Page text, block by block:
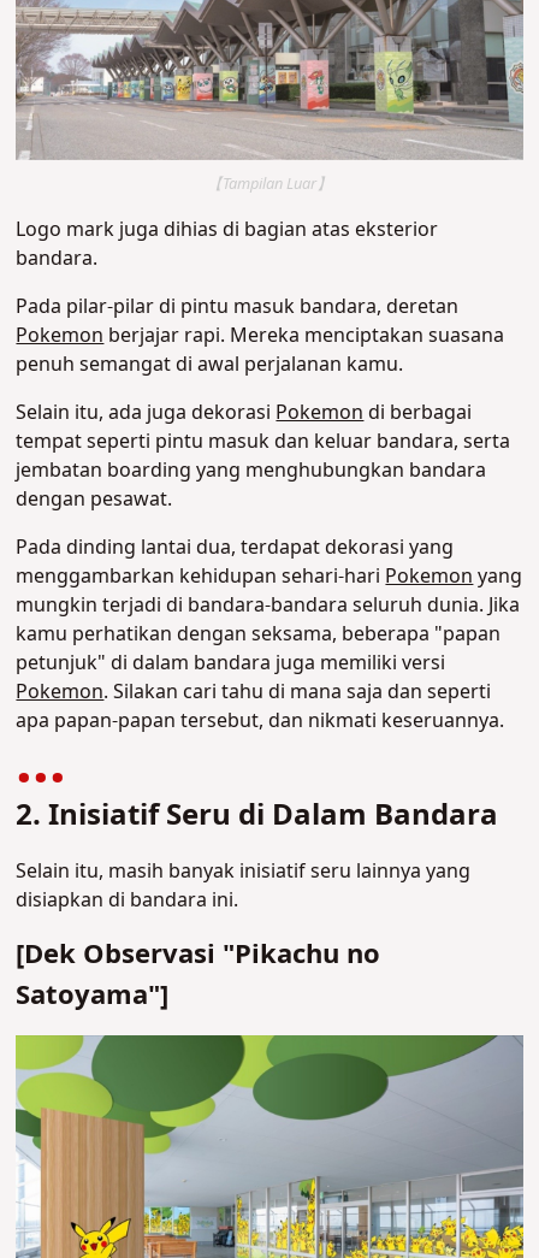
【Tampilan Luar】
Logo mark juga dihias di bagian atas eksterior
bandara.
Pada pilar-pilar di pintu masuk bandara, deretan
Pokemon berjajar rapi. Mereka menciptakan suasana
penuh semangat di awal perjalanan kamu.
Selain itu, ada juga dekorasi Pokemon di berbagai
tempat seperti pintu masuk dan keluar bandara, serta
jembatan boarding yang menghubungkan bandara
dengan pesawat.
Pada dinding lantai dua, terdapat dekorasi yang
menggambarkan kehidupan sehari-hari Pokemon yang
mungkin terjadi di bandara-bandara seluruh dunia. Jika
kamu perhatikan dengan seksama, beberapa "papan
petunjuk" di dalam bandara juga memiliki versi
Pokemon. Silakan cari tahu di mana saja dan seperti
apa papan-papan tersebut, dan nikmati keseruannya.
2. Inisiatif Seru di Dalam Bandara
Selain itu, masih banyak inisiatif seru lainnya yang
disiapkan di bandara ini.
[Dek Observasi "Pikachu no
Satoyama"]